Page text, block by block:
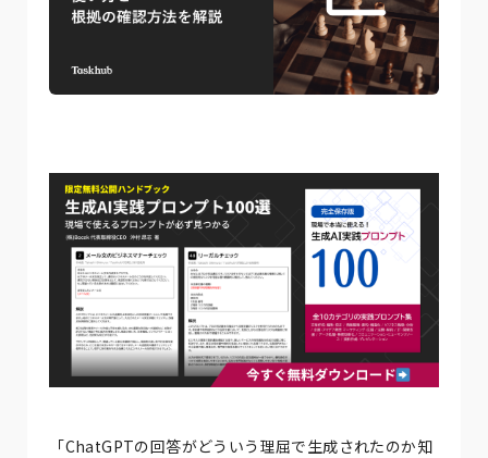
「ChatGPTの回答がどういう理屈で生成されたのか知